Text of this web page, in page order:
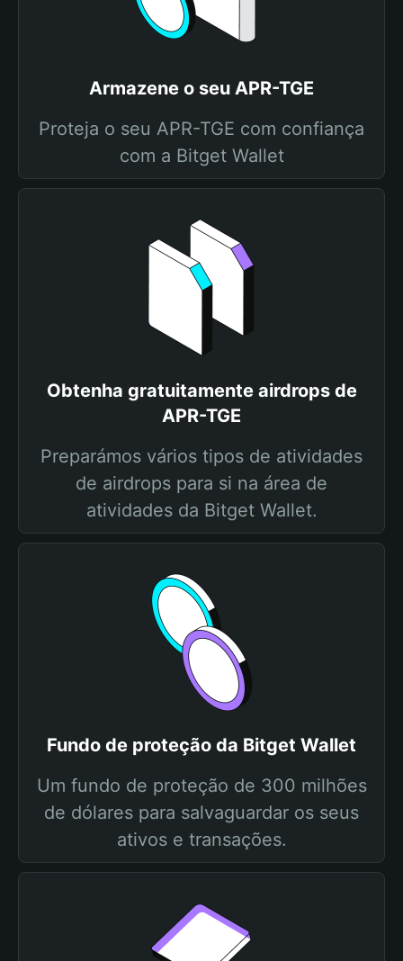
Armazene o seu APR-TGE
Proteja o seu APR-TGE com confiança
com a Bitget Wallet
Obtenha gratuitamente airdrops de
APR-TGE
Preparámos vários tipos de atividades
de airdrops para si na área de
atividades da Bitget Wallet.
Fundo de proteção da Bitget Wallet
Um fundo de proteção de 300 milhões
de dólares para salvaguardar os seus
ativos e transações.